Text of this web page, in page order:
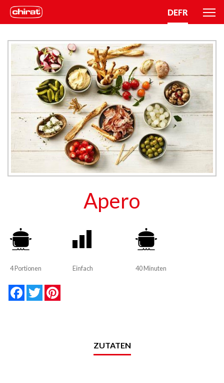
DEFR
Apero
4 Portionen Einfach 40 Minuten
nullFacebook
null null
Twitter
null null
null
ZUTATEN